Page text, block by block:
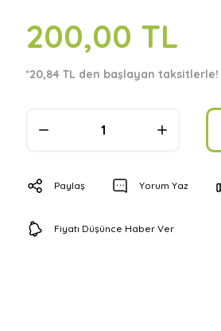
200,00 TL
*20,84 TL den başlayan taksitlerle!
Paylaş Yorum Yaz
Fiyatı Düşünce Haber Ver